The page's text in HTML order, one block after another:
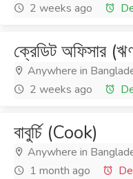
2 weeks ago
ক্রেডিট অফিসার
Anywhere in
2 weeks ago
বাবুর্চি (Cook)
Anywhere in
1 month ago